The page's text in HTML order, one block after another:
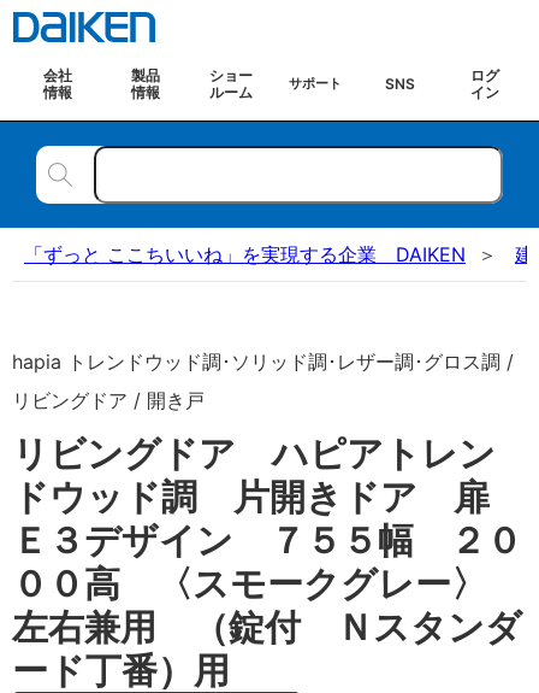
会社
情報
製品
情報
ショー
ルーム
サポート SNS
ログ
イン
「ずっと ここちいいね」を実現する企業 DAIKEN 建
hapia トレンドウッド調･ソリッド調･レザー調･グロス調 /
リビングドア / 開き戸
リビングドア ハピアトレン
ドウッド調 片開きドア 扉
Ｅ３デザイン ７５５幅 ２０
００高 〈スモークグレー〉
左右兼用 （錠付 Ｎスタンダ
ード丁番）用